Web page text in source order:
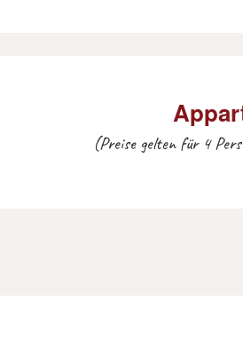
(Preise gelten für 4